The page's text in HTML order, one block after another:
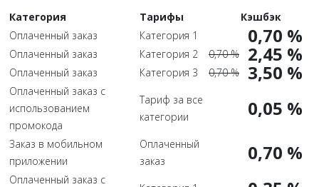
Категория Тарифы
Кэшбэк
Оплаченный заказ
Категория 1 0,70 %
Оплаченный заказ Категория 2 0,70 % 2,45 %
Оплаченный заказ Категория 3 0,70 % 3,50 %
Оплаченный заказ с
использованием
промокода
Тариф за все
категории
0,05 %
Заказ в мобильном
приложении
Оплаченный
заказ
0,70 %
Оплаченный заказ с